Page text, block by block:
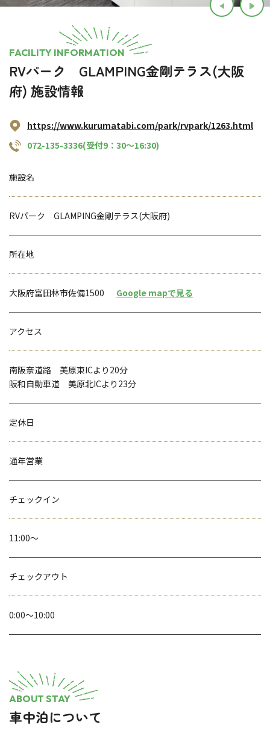
FACILITY INFORMATION
RVパーク GLAMPING金剛テラス(大阪
府) 施設情報
https://www.kurumatabi.com/park/rvpark/1263.html
072-135-3336(受付9：30～16:30)
施設名
RVパーク GLAMPING金剛テラス(大阪府)
所在地
大阪府富田林市佐備1500 Google mapで見る
アクセス
南阪奈道路 美原東ICより20分
阪和自動車道 美原北ICより23分
定休日
通年営業
チェックイン
11:00～
チェックアウト
0:00～10:00
ABOUT STAY
車中泊について